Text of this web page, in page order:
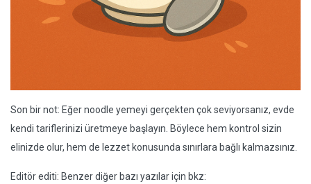
Son bir not: Eğer noodle yemeyi gerçekten çok seviyorsanız, evde
kendi tariflerinizi üretmeye başlayın. Böylece hem kontrol sizin
elinizde olur, hem de lezzet konusunda sınırlara bağlı kalmazsınız.
Editör editi: Benzer diğer bazı yazılar için bkz: